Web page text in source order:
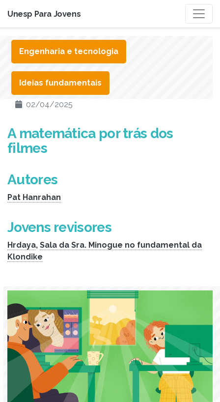
Unesp Para Jovens
Engenharia e tecnologia
Ideias fundamentais
02/04/2025
A matemática por trás dos
filmes
Autores
Pat Hanrahan
Jovens revisores
Hrdaya, Sala da Sra. Minogue no fundamental da
Klondike